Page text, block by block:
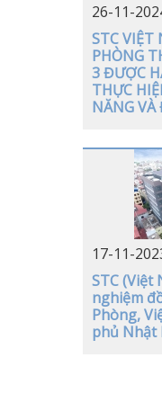
26-11-
STC VIỆT
PHÒNG
3 ĐƯỢC
THỰC
NĂNG VÀ
17-11-
STC (Việt
nghiệm
Phòng,
phủ Nhật